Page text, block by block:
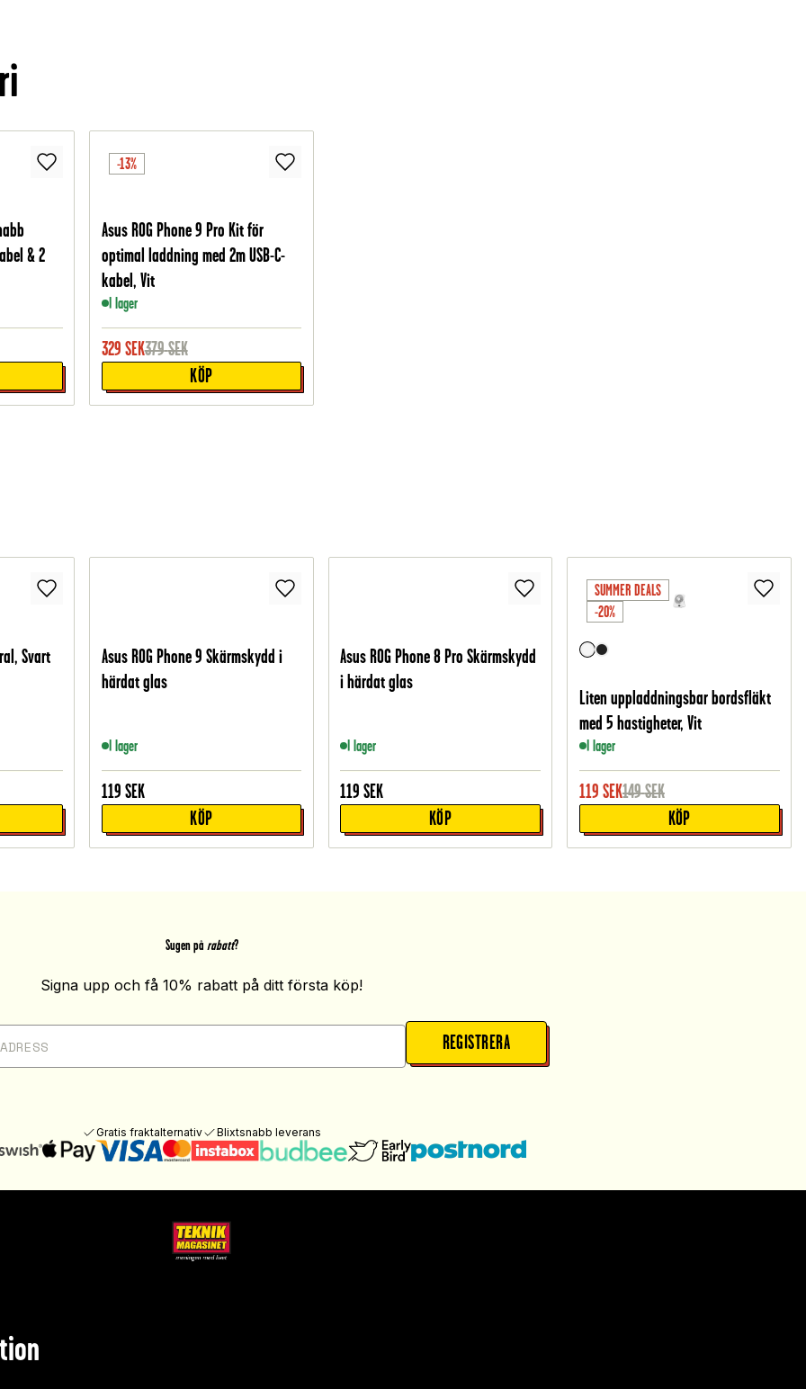
& 2
-13%
Asus ROG Phone 9 Pro Kit för
optimal laddning med 2m USB-C-
kabel, Vit
I lager
329 SEK379SEK
KÖP
Svart
Asus ROG Phone 9 Skärmskydd i
härdat glas
I lager
119 SEK
KÖP
Asus ROG Phone 8 Pro Skärmskydd
i härdat glas
I lager
119 SEK
KÖP
SUMMER DEALS
-20%
Liten uppladdningsbar bordsfläkt
med 5 hastigheter, Vit
I lager
119 SEK149SEK
KÖP
Sugen på rabatt?
Signa upp och få 10% rabatt på ditt första köp!
REGISTRERA
Gratis fraktalternativ Blixtsnabb leverans